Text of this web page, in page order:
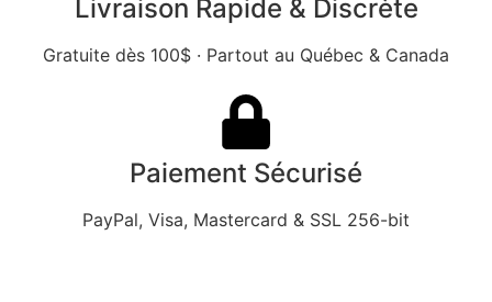
Livraison Rapide & Discrète
Gratuite dès 100$ · Partout au Québec & Canada
Paiement Sécurisé
PayPal, Visa, Mastercard & SSL 256-bit